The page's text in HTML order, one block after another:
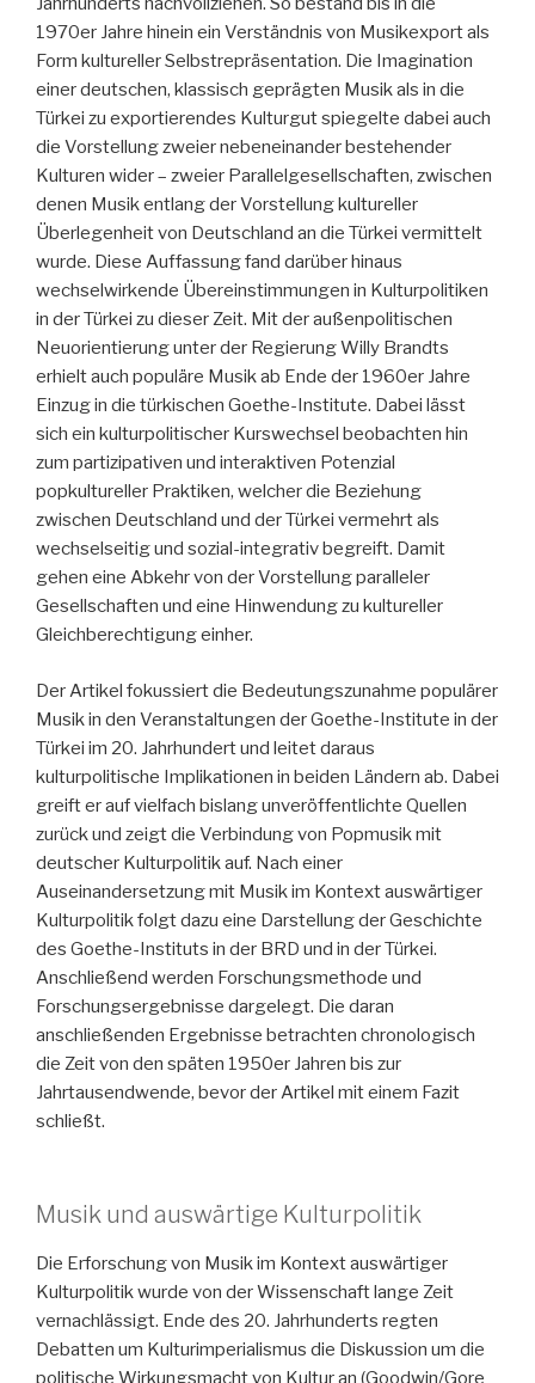
1970er Jahre hinein ein Verständnis von Musikexport als
Form kultureller Selbstrepräsentation. Die Imagination
einer deutschen, klassisch geprägten Musik als in die
Türkei zu exportierendes Kulturgut spiegelte dabei auch
die Vorstellung zweier nebeneinander bestehender
Kulturen wider – zweier Parallelgesellschaften, zwischen
denen Musik entlang der Vorstellung kultureller
Überlegenheit von Deutschland an die Türkei vermittelt
wurde. Diese Auffassung fand darüber hinaus
wechselwirkende Übereinstimmungen in Kulturpolitiken
in der Türkei zu dieser Zeit. Mit der außenpolitischen
Neuorientierung unter der Regierung Willy Brandts
erhielt auch populäre Musik ab Ende der 1960er Jahre
Einzug in die türkischen Goethe-Institute. Dabei lässt
sich ein kulturpolitischer Kurswechsel beobachten hin
zum partizipativen und interaktiven Potenzial
popkultureller Praktiken, welcher die Beziehung
zwischen Deutschland und der Türkei vermehrt als
wechselseitig und sozial-integrativ begreift. Damit
gehen eine Abkehr von der Vorstellung paralleler
Gesellschaften und eine Hinwendung zu kultureller
Gleichberechtigung einher.
Der Artikel fokussiert die Bedeutungszunahme populärer
Musik in den Veranstaltungen der Goethe-Institute in der
Türkei im 20. Jahrhundert und leitet daraus
kulturpolitische Implikationen in beiden Ländern ab. Dabei
greift er auf vielfach bislang unveröffentlichte Quellen
zurück und zeigt die Verbindung von Popmusik mit
deutscher Kulturpolitik auf. Nach einer
Auseinandersetzung mit Musik im Kontext auswärtiger
Kulturpolitik folgt dazu eine Darstellung der Geschichte
des Goethe-Instituts in der BRD und in der Türkei.
Anschließend werden Forschungsmethode und
Forschungsergebnisse dargelegt. Die daran
anschließenden Ergebnisse betrachten chronologisch
die Zeit von den späten 1950er Jahren bis zur
Jahrtausendwende, bevor der Artikel mit einem Fazit
schließt.
Musik und auswärtige Kulturpolitik
Die Erforschung von Musik im Kontext auswärtiger
Kulturpolitik wurde von der Wissenschaft lange Zeit
vernachlässigt. Ende des 20. Jahrhunderts regten
Debatten um Kulturimperialismus die Diskussion um die
politische Wirkungsmacht von Kultur an (Goodwin/Gore